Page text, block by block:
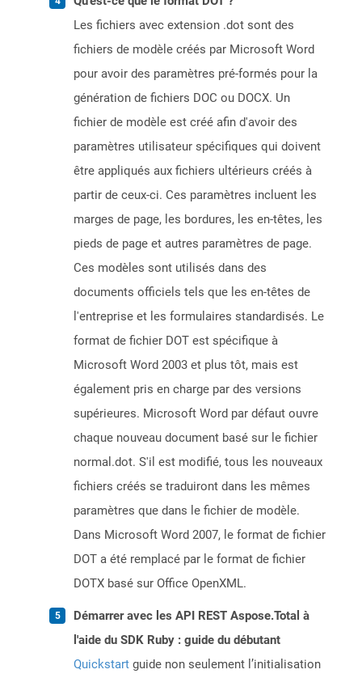
Les fichiers avec extension .dot sont des
fichiers de modèle créés par Microsoft Word
pour avoir des paramètres pré-formés pour la
génération de fichiers DOC ou DOCX. Un
fichier de modèle est créé afin d'avoir des
paramètres utilisateur spécifiques qui doivent
être appliqués aux fichiers ultérieurs créés à
partir de ceux-ci. Ces paramètres incluent les
marges de page, les bordures, les en-têtes, les
pieds de page et autres paramètres de page.
Ces modèles sont utilisés dans des
documents officiels tels que les en-têtes de
l'entreprise et les formulaires standardisés. Le
format de fichier DOT est spécifique à
Microsoft Word 2003 et plus tôt, mais est
également pris en charge par des versions
supérieures. Microsoft Word par défaut ouvre
chaque nouveau document basé sur le fichier
normal.dot. S'il est modifié, tous les nouveaux
fichiers créés se traduiront dans les mêmes
paramètres que dans le fichier de modèle.
Dans Microsoft Word 2007, le format de fichier
DOT a été remplacé par le format de fichier
DOTX basé sur Office OpenXML.
Démarrer avec les API REST Aspose.Total à
l'aide du SDK Ruby : guide du débutant
Quickstart guide non seulement l’initialisation